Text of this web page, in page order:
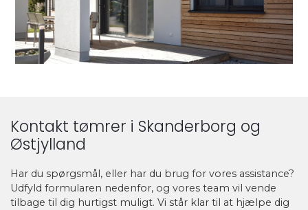
Kontakt tømrer i Skanderborg og
Østjylland
Har du spørgsmål, eller har du brug for vores assistance?
Udfyld formularen nedenfor, og vores team vil vende
tilbage til dig hurtigst muligt. Vi står klar til at hjælpe dig